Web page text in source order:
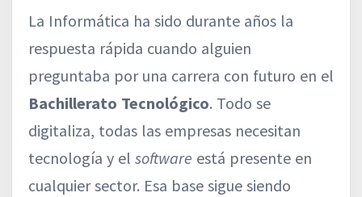
La Informática ha sido durante años la
respuesta rápida cuando alguien
preguntaba por una carrera con futuro en el
Bachillerato Tecnológico. Todo se
digitaliza, todas las empresas necesitan
tecnología y el software está presente en
cualquier sector. Esa base sigue siendo